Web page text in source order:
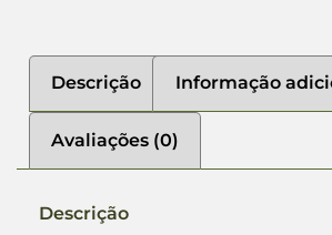
Descrição Informação
Avaliações (0)
Descrição